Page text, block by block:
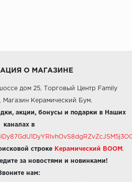
О МАГАЗИНЕ
дом 25, Торговый Центр Family
Магазин Керамический Бум.
акции, бонусы и подарки в Наших
каналах в
строке Керамический BOOM .
за новостями и новинками!
нам: